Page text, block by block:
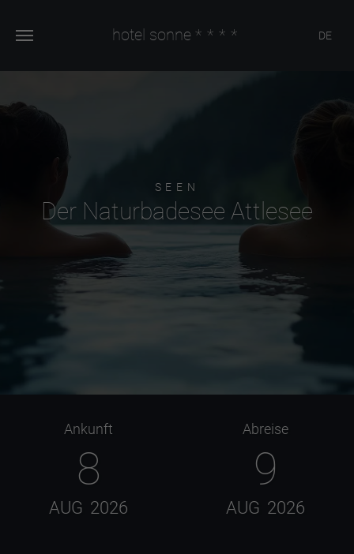
hotel sonne **** DE
SEEN
Der Naturbadesee Attlesee
Ankunft
8
AUG 2026
Abreise
9
AUG 2026